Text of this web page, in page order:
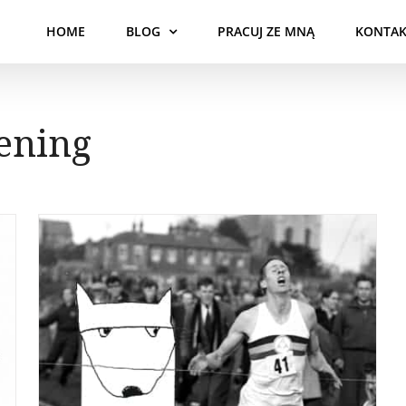
HOME BLOG PRACUJ ZE MNĄ